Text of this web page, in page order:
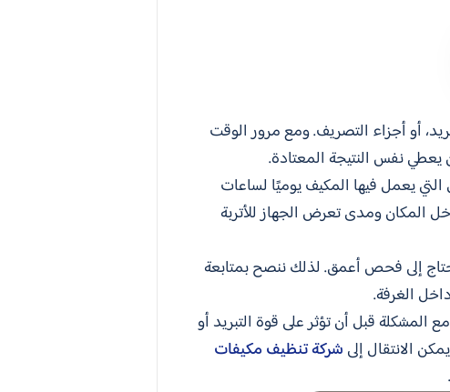
أو أجزاء التصريف. ومع مرور الوقت
يعطي نفس النتيجة المعتادة.
التي يعمل فيها المكيف يوميًا لساعات
المكان ومدى تعرض الجهاز للأتربة
إلى فحص أعمق. لذلك ننصح بمتابعة
الغرفة.
قبل أن تؤثر على قوة التبريد أو
الانتقال إلى شركة تنظيف مكيفات